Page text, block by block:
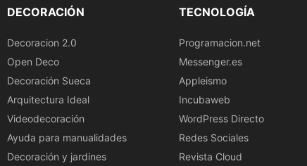
DECORACIÓN
Decoracion 2.0
Open Deco
Decoración Sueca
Arquitectura Ideal
Videodecoración
Ayuda para manualidades
Decoración y jardines
TECNOLOGÍA
Programacion.net
Messenger.es
Appleismo
Incubaweb
WordPress Directo
Redes Sociales
Revista Cloud